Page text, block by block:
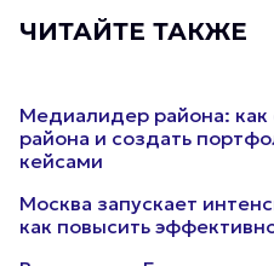
ЧИТАЙТЕ ТАКЖЕ
Медиалидер района: как
района и создать
кейсами
Москва запускает
как повысить